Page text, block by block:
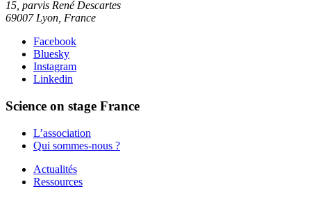
15, parvis René Descartes
69007 Lyon, France
Facebook
Bluesky
Instagram
Linkedin
Science on stage France
L’association
Qui sommes-nous ?
Actualités
Ressources